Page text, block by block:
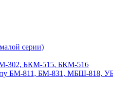
серии)
302, БКМ-515, БКМ-516
БМ-811, БМ-831, МБШ-818,